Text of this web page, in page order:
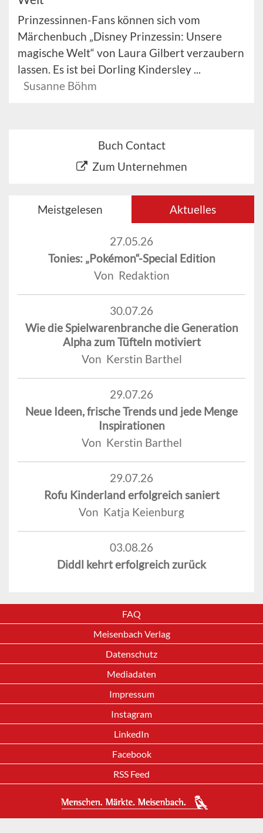
Prinzessinnen-Fans können sich vom
Märchenbuch „Disney Prinzessin: Unsere
magische Welt“ von Laura Gilbert verzaubern
lassen. Es ist bei Dorling Kindersley ...
Susanne Böhm
Buch Contact
Zum Unternehmen
Meistgelesen Aktuelles
27.05.26
Tonies: „Pokémon“-Special Edition
Von Redaktion
30.07.26
Wie die Spielwarenbranche die Generation
Alpha zum Tüfteln motiviert
Von Kerstin Barthel
29.07.26
Neue Ideen, frische Trends und jede Menge
Inspirationen
Von Kerstin Barthel
29.07.26
Rofu Kinderland erfolgreich saniert
Von Katja Keienburg
03.08.26
Diddl kehrt erfolgreich zurück
FAQ
Meisenbach Verlag
Datenschutz
Mediadaten
Impressum
Instagram
LinkedIn
Facebook
RSS Feed